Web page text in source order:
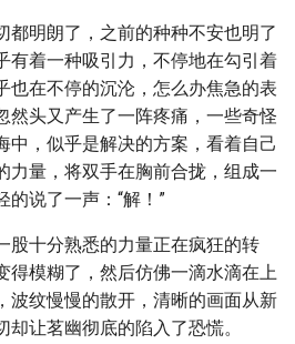
都明朗了，之前的种种不安也明了
有着一种吸引力，不停地在勾引着
也在不停的沉沦，怎么办焦急的表
然头又产生了一阵疼痛，一些奇怪
中，似乎是解决的方案，看着自己
力量，将双手在胸前合拢，组成一
说了一声：“解！”
股十分熟悉的力量正在疯狂的转
得模糊了，然后仿佛一滴水滴在上
波纹慢慢的散开，清晰的画面从新
让茗幽彻底的陷入了恐慌。